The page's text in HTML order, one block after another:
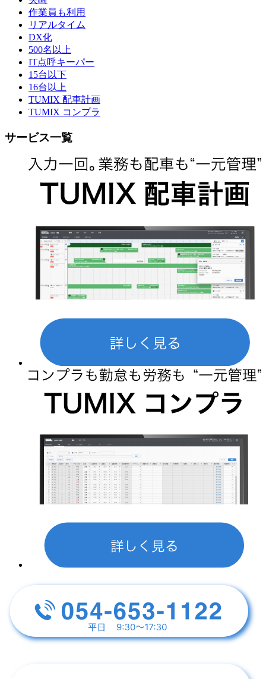
作業員も利用
リアルタイム
DX化
500名以上
IT点呼キーパー
15台以下
16台以上
TUMIX 配車計画
TUMIX コンプラ
サービス一覧